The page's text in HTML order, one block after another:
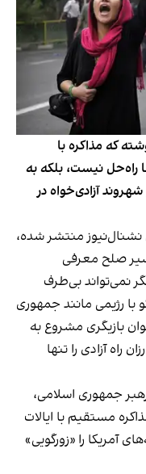
که مذاکره با
راه‌حل نیست، بلکه به
آزادی‌خواه در
نشنال‌نیوز منتشر شده،
صلح معرفی
نمی‌تواند بی‌طرف
با رژیمی مانند جمهوری
بازیگری مشروع به
آزادی را تنها
جمهوری اسلامی،
مستقیم با ایالات
آمریکا را «زورگویی»